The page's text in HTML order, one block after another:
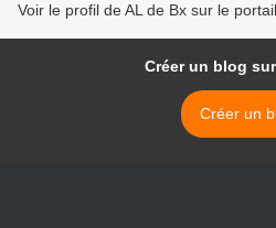
Voir le profil de AL de Bx sur le
Créer un blog
Créer un